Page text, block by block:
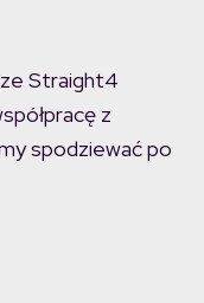
Straight4
z
spodziewać po